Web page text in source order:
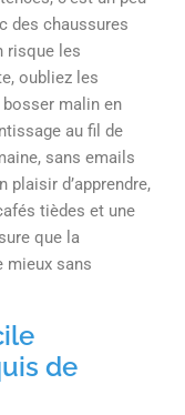
des chaussures
risque les
oubliez les
bosser malin en
au fil de
sans emails
d’apprendre,
tièdes et une
que la
mieux sans
de